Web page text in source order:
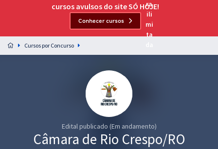
Preparação completa e intensiva para as principais
residências em saúde do Brasil
cursos avulsos do site SÓ HOJE!
Conhecer cursos
Cursos por Concurso
Edital publicado (Em andamento)
Câmara de Rio Crespo/RO